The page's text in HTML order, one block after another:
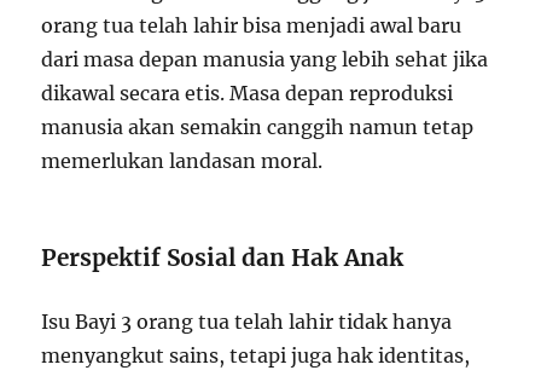
orang tua telah lahir bisa menjadi awal baru
dari masa depan manusia yang lebih sehat jika
dikawal secara etis. Masa depan reproduksi
manusia akan semakin canggih namun tetap
memerlukan landasan moral.
Perspektif Sosial dan Hak Anak
Isu Bayi 3 orang tua telah lahir tidak hanya
menyangkut sains, tetapi juga hak identitas,